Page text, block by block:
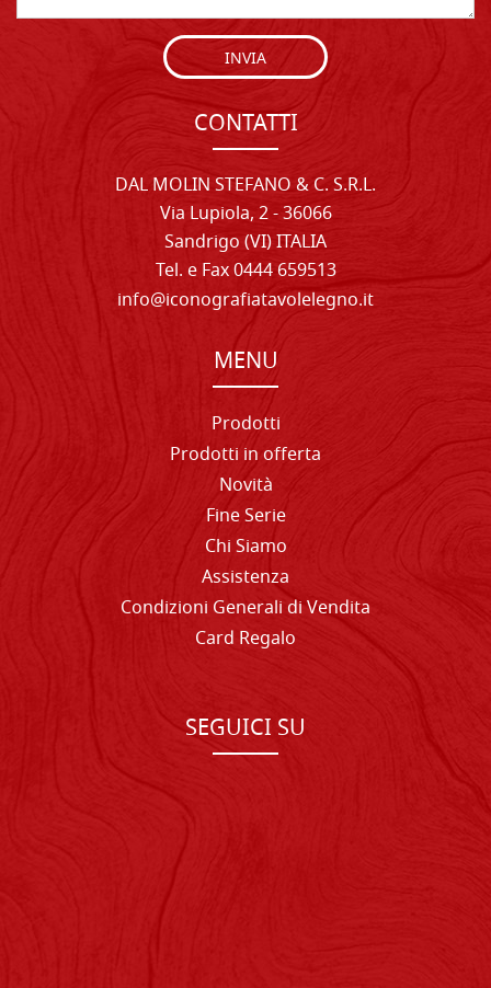
INVIA
CONTATTI
DAL MOLIN STEFANO & C. S.R.L.
Via Lupiola, 2 - 36066
Sandrigo (VI) ITALIA
Tel. e Fax 0444 659513
info@iconografiatavolelegno.it
MENU
Prodotti
Prodotti in offerta
Novità
Fine Serie
Chi Siamo
Assistenza
Condizioni Generali di Vendita
Card Regalo
SEGUICI SU